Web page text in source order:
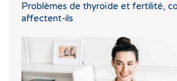
Problèmes de thyroïde et fertilité,
affectent-ils